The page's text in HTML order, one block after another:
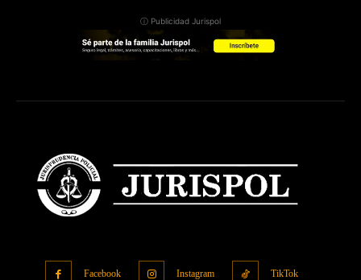
ⓘ Publicidad Jurispol
Facebook Instagram TikTok